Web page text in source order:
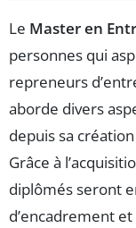
Le Master en
personnes qui
repreneurs
aborde divers
depuis sa
Grâce à
diplômés seront
d’encadrement